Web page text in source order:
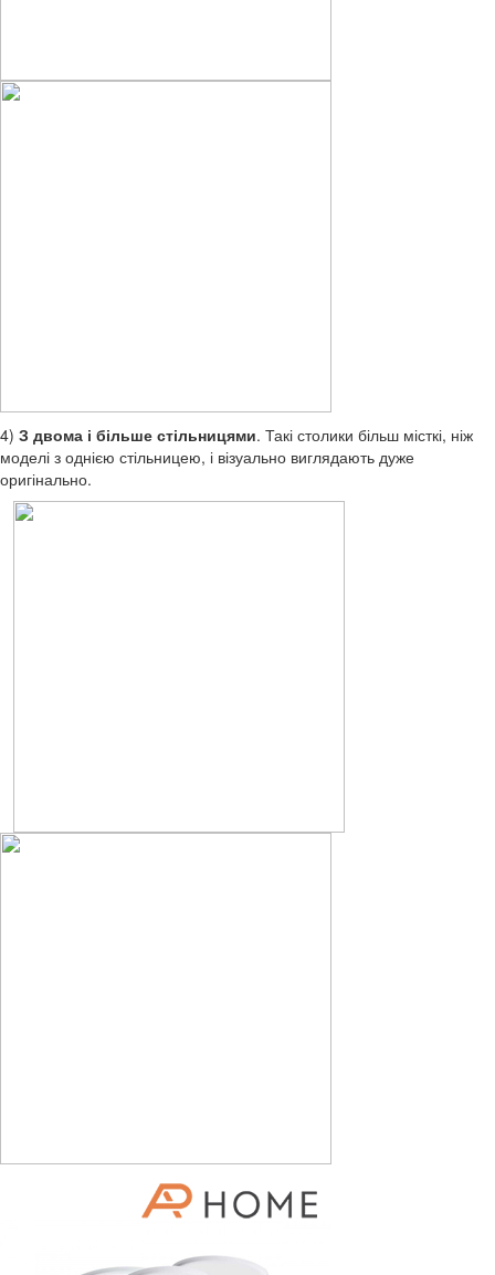
4) З двома і більше стільницями. Такі столики більш місткі, ніж
моделі з однією стільницею, і візуально виглядають дуже
оригінально.